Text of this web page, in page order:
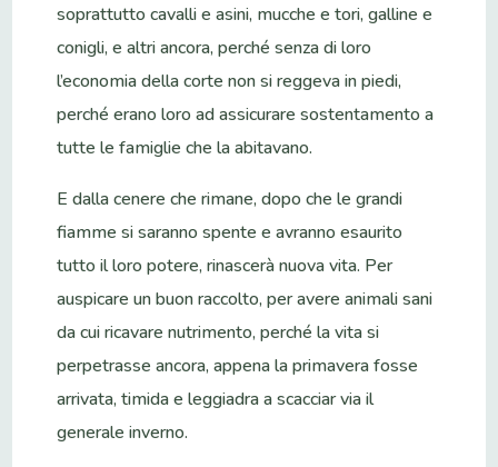
soprattutto cavalli e asini, mucche e tori, galline e
conigli, e altri ancora, perché senza di loro
l’economia della corte non si reggeva in piedi,
perché erano loro ad assicurare sostentamento a
tutte le famiglie che la abitavano.
E dalla cenere che rimane, dopo che le grandi
fiamme si saranno spente e avranno esaurito
tutto il loro potere, rinascerà nuova vita. Per
auspicare un buon raccolto, per avere animali sani
da cui ricavare nutrimento, perché la vita si
perpetrasse ancora, appena la primavera fosse
arrivata, timida e leggiadra a scacciar via il
generale inverno.